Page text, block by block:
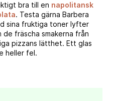
bra till en napolitansk
. Testa gärna Barbera
sina fruktiga toner lyfter
de fräscha smakerna från
pizzans lätthet. Ett glas
heller fel.